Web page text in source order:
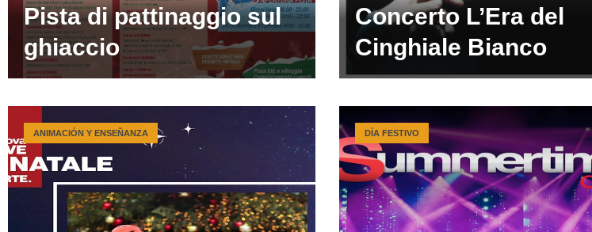
Pista di pattinaggio sul
ghiaccio
Concerto L’Era del
Cinghiale Bianco
ANIMACIÓN Y ENSEÑANZA DÍA FESTIVO